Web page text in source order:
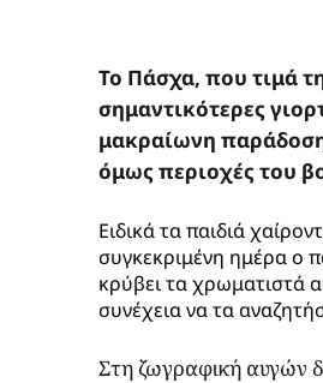
Το Πάσχα, που τιμά
σημαντικότερες
μακραίωνη
όμως περιοχές του
Ειδικά τα παιδιά
συγκεκριμένη ημέρα ο
κρύβει τα χρωματιστά
συνέχεια να τα
Στη ζωγραφική αυγών